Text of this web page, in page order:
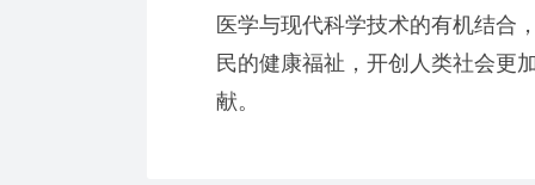
医学与现代科学技术的有机结合
民的健康福祉，开创人类社会更
献。